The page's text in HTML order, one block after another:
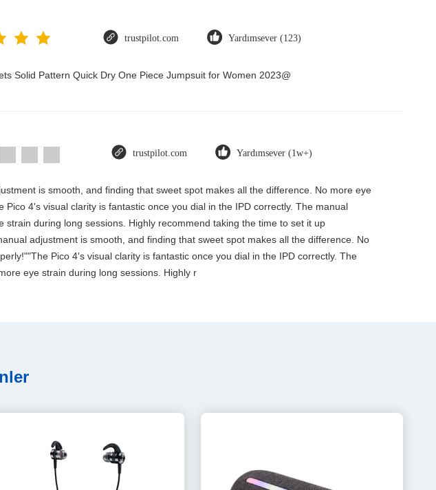
trustpilot.com Yardımsever (123)
Solid Pattern Quick Dry One Piece Jumpsuit for Women 2023@
trustpilot.com Yardımsever (1w+)
is smooth, and finding that sweet spot makes all the difference. No more eye
4's visual clarity is fantastic once you dial in the IPD correctly. The manual
during long sessions. Highly recommend taking the time to set it up
adjustment is smooth, and finding that sweet spot makes all the difference. No
Pico 4's visual clarity is fantastic once you dial in the IPD correctly. The
eye strain during long sessions. Highly r